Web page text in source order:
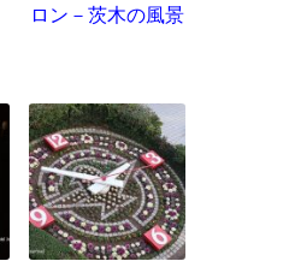
ロン－茨木の風景